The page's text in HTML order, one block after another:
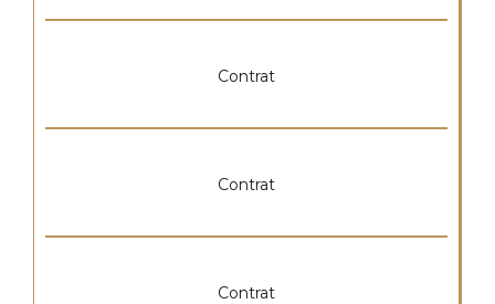
Contrat
Contrat
Contrat